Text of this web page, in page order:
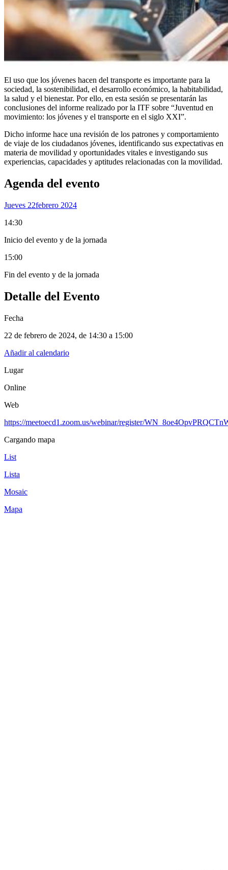
El uso que los jóvenes hacen del transporte es importante para la
sociedad, la sostenibilidad, el desarrollo económico, la habitabilidad,
la salud y el bienestar. Por ello, en esta sesión se presentarán las
conclusiones del informe realizado por la ITF sobre “Juventud en
movimiento: los jóvenes y el transporte en el siglo XXI”.
Dicho informe hace una revisión de los patrones y comportamiento
de viaje de los ciudadanos jóvenes, identificando sus expectativas en
materia de movilidad y oportunidades vitales e investigando sus
experiencias, capacidades y aptitudes relacionadas con la movilidad.
Agenda del evento
Jueves 22Febrero 2024
14:30
Inicio del evento y de la jornada
15:00
Fin del evento y de la jornada
Detalle del Evento
Fecha
22 de febrero de 2024, de 14:30 a 15:00
Añadir al calendario
Lugar
Online
Web
https://meetoecd1.zoom.us/webinar/register/
Cargando mapa
List
Lista
Mosaic
Mapa